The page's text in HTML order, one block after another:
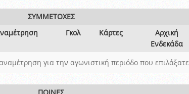
ΣΥΜΜΕΤΟΧΕΣ
Γκολ Κάρτες
Αρχική
Ενδεκάδα
για την αγωνιστική περιόδο που επιλάξατε